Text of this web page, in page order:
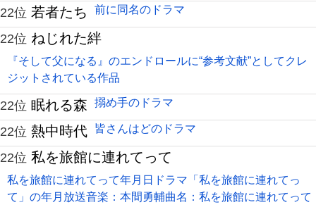
22位 若者たち 前に同名のドラマ
22位 ねじれた絆
『そして父になる』のエンドロールに“参考文献”としてクレ
ジットされている作品
22位 眠れる森 搦め手のドラマ
22位 熱中時代 皆さんはどのドラマ
22位 私を旅館に連れてって
私を旅館に連れてって年月日ドラマ「私を旅館に連れてっ
て」の年月放送音楽：本間勇輔曲名：私を旅館に連れてって